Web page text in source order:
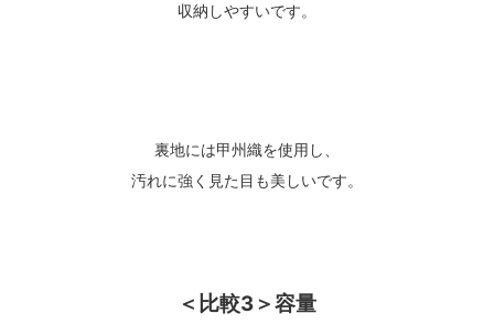
収納しやすいです。
裏地には甲州織を使用し、
汚れに強く見た目も美しいです。
＜比較3＞容量